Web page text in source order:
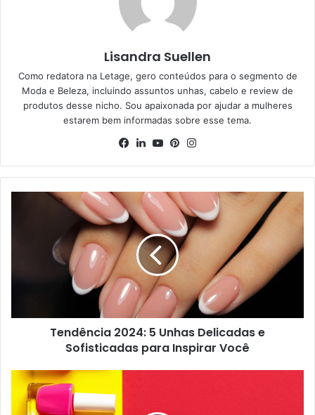
Lisandra Suellen
Como redatora na Letage, gero conteúdos para o segmento de
Moda e Beleza, incluindo assuntos unhas, cabelo e review de
produtos desse nicho. Sou apaixonada por ajudar a mulheres
estarem bem informadas sobre esse tema.
Facebook
Linkedin
YouTubePinterest
Tendência 2024: 5 Unhas Delicadas e
Sofisticadas para Inspirar Você